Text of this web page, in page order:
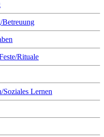
Betreuung
Rituale
Soziales Lernen